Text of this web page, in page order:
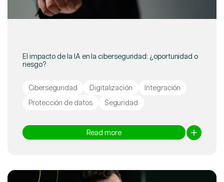
El impacto de la IA en la ciberseguridad: ¿oportunidad o
riesgo?
Ciberseguridad Digitalización
Integración
Protección de datos
Seguridad
Read more